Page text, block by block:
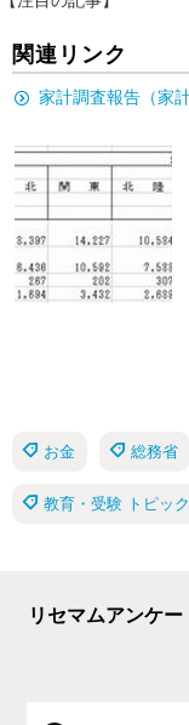
関連リンク
家計調査報告（家
お金 総務省
教育・受験 トピッ
リセマムアンケ